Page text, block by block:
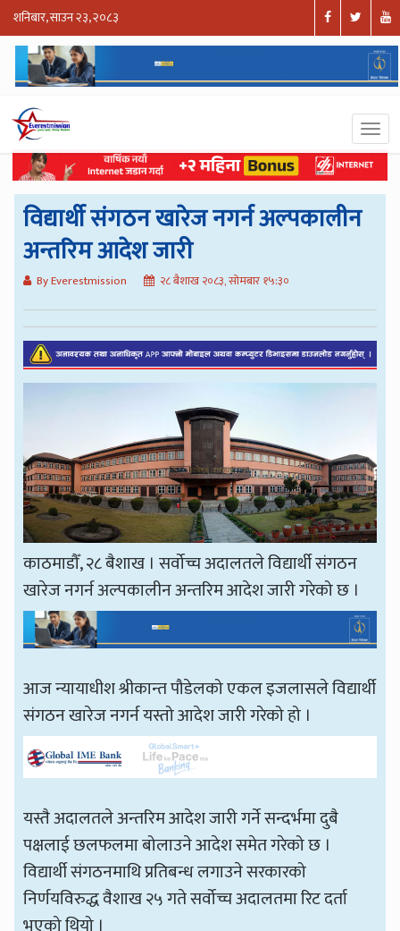
शनिबार, साउन २३, २०८३
विद्यार्थी संगठन खारेज नगर्न अल्पकालीन
अन्तरिम आदेश जारी
By Everestmission २८ बैशाख २०८३, सोमबार १५:३०
काठमाडौँ, २८ बैशाख । सर्वोच्च अदालतले विद्यार्थी संगठन
खारेज नगर्न अल्पकालीन अन्तरिम आदेश जारी गरेको छ ।
आज न्यायाधीश श्रीकान्त पौडेलको एकल इजलासले विद्यार्थी
संगठन खारेज नगर्न यस्तो आदेश जारी गरेको हो ।
यस्तै अदालतले अन्तरिम आदेश जारी गर्ने सन्दर्भमा दुबै
पक्षलाई छलफलमा बोलाउने आदेश समेत गरेको छ ।
विद्यार्थी संगठनमाथि प्रतिबन्ध लगाउने सरकारको
निर्णयविरुद्ध वैशाख २५ गते सर्वोच्च अदालतमा रिट दर्ता